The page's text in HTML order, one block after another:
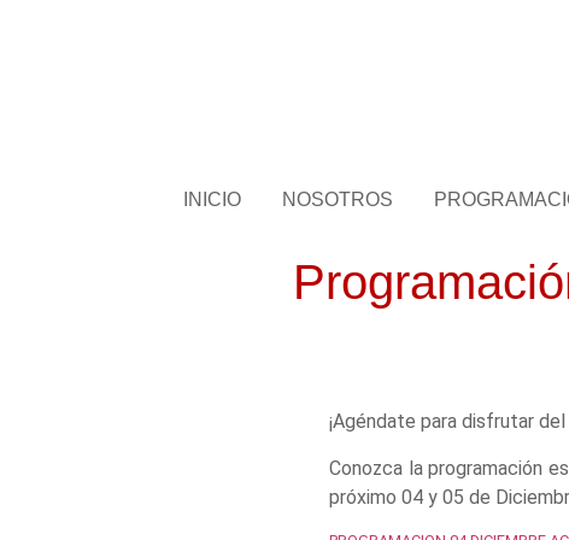
INICIO NOSOTROS
¡Agéndate para disfrutar
Conozca la programación
próximo 04 y 05 de